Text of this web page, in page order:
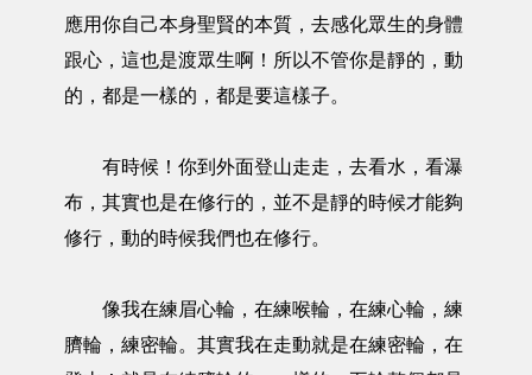
應用你自己本身聖賢的本質，去感化眾生的身體
跟心，這也是渡眾生啊！所以不管你是靜的，動
的，都是一樣的，都是要這樣子。
有時候！你到外面登山走走，去看水，看瀑
布，其實也是在修行的，並不是靜的時候才能夠
修行，動的時候我們也在修行。
像我在練眉心輪，在練喉輪，在練心輪，練
臍輪，練密輪。其實我在走動就是在練密輪，在